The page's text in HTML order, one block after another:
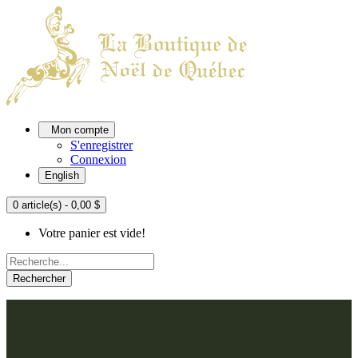
Mon compte
S'enregistrer
Connexion
English
0 article(s) - 0,00 $
Votre panier est vide!
Rechercher